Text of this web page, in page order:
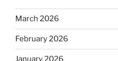
March 2026
February 2026
January 2026